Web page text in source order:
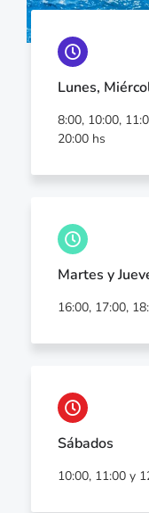
Lunes,
8:00, 10:00,
20:00 hs
Martes y
16:00, 17:00,
Sábados
10:00, 11:00 y